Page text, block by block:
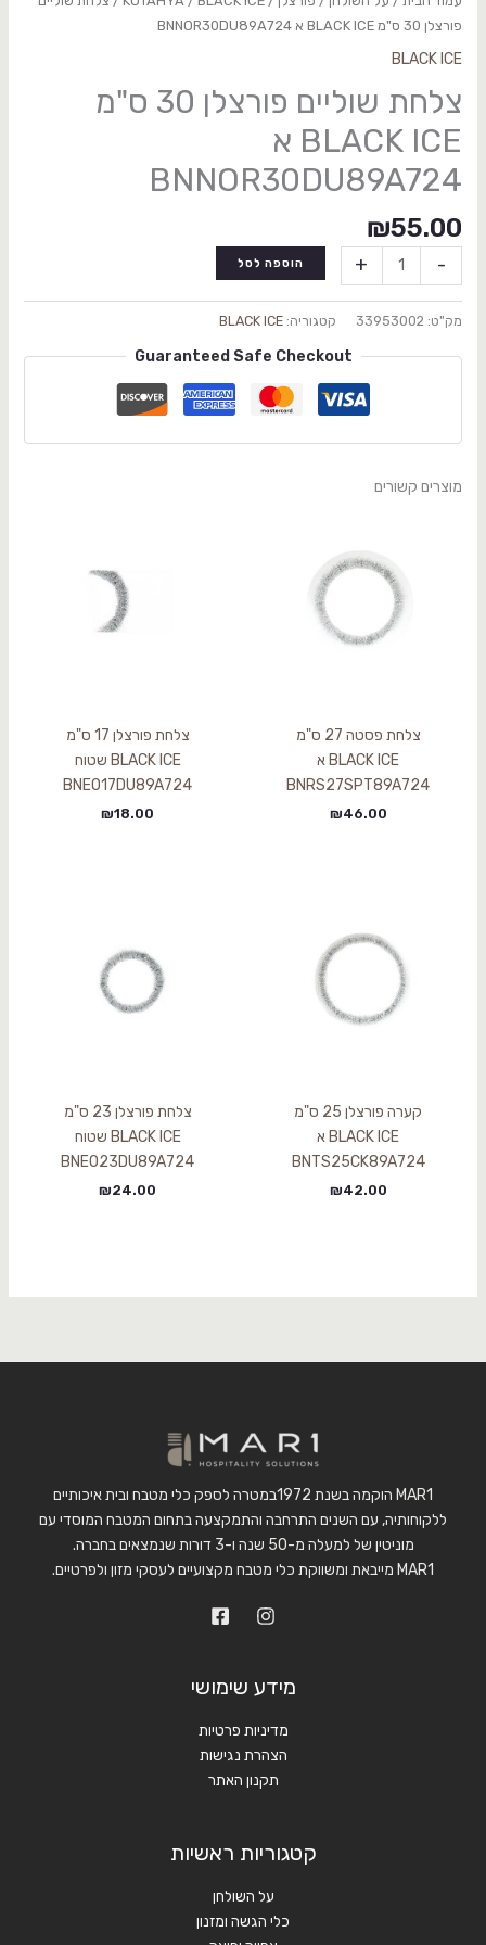
פורצלן 30 ס"מ BLACK ICE א BNNOR30DU89A724
BLACK ICE
צלחת שוליים פורצלן 30 ס"מ
BLACK ICE א
BNNOR30DU89A724
₪55.00
-
+ הוספה לסל
מק"ט: 33953002 קטגוריה: BLACK ICE
Guaranteed Safe Checkout
מוצרים קשורים
צלחת פסטה 27 ס"מ
BLACK ICE א
BNRS27SPT89A724
₪46.00
צלחת פורצלן 17 ס"מ
BLACK ICE שטוח
BNEO17DU89A724
₪18.00
קערה פורצלן 25 ס"מ
BLACK ICE א
BNTS25CK89A724
₪42.00
צלחת פורצלן 23 ס"מ
BLACK ICE שטוח
BNEO23DU89A724
₪24.00
MAR1 הוקמה בשנת 1972במטרה לספק כלי מטבח ובית איכותיים
ללקוחותיה, עם השנים התרחבה והתמקצעה בתחום המטבח המוסדי עם
מוניטין של למעלה מ-50 שנה ו-3 דורות שנמצאים בחברה.
MAR1 מייבאת ומשווקת כלי מטבח מקצועיים לעסקי מזון ולפרטיים.
מידע שימושי
מדיניות פרטיות
הצהרת נגישות
תקנון האתר
קטגוריות ראשיות
על השולחן
כלי הגשה ומזנון